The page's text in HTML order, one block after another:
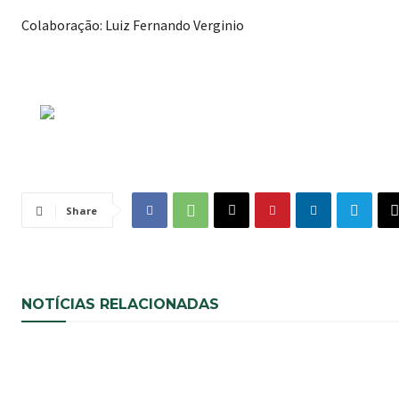
Colaboração: Luiz Fernando Verginio
Share
NOTÍCIAS RELACIONADAS